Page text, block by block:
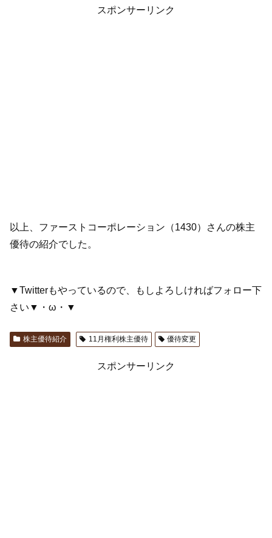
スポンサーリンク
以上、ファーストコーポレーション（1430）さんの株主
優待の紹介でした。
▼Twitterもやっているので、もしよろしければフォロー下
さい▼・ω・▼
株主優待紹介 11月権利株主優待 優待変更
スポンサーリンク